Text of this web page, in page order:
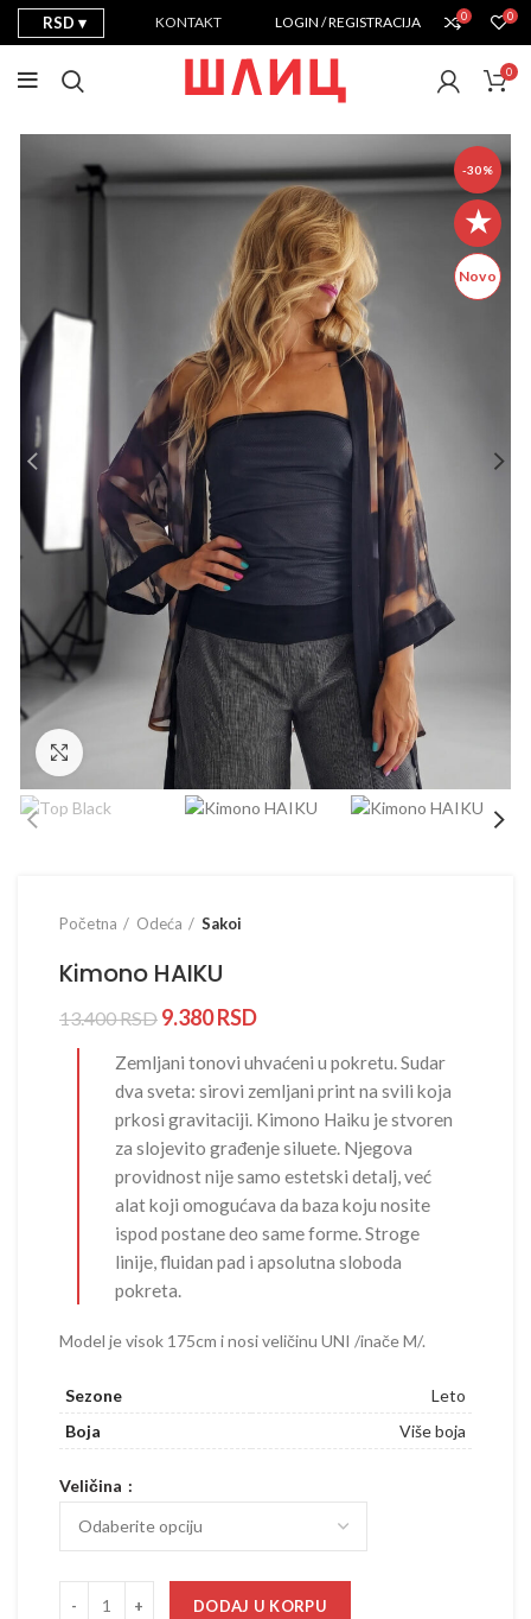
RSD KONTAKT LOGIN / REGISTRACIJA 0 0
0
-30%
★
Novo
Prikaži sliku u punoj veličini
Početna Odeća Sakoi
Kimono HAIKU
13.400RSD 9.380RSD
Zemljani tonovi uhvaćeni u pokretu. Sudar
dva sveta: sirovi zemljani print na svili koja
prkosi gravitaciji. Kimono Haiku je stvoren
za slojevito građenje siluete. Njegova
providnost nije samo estetski detalj, već
alat koji omogućava da baza koju nosite
ispod postane deo same forme. Stroge
linije, fluidan pad i apsolutna sloboda
pokreta.
Model je visok 175cm i nosi veličinu UNI /inače M/.
Sezone
Leto
Boja
Više boja
Veličina
DODAJ U KORPU